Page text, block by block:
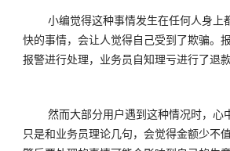
快的事情，会让人觉得自己受到了欺骗。
报警进行处理，业务员自知理亏进行了退款
只是和业务员理论几句，会觉得金额少不